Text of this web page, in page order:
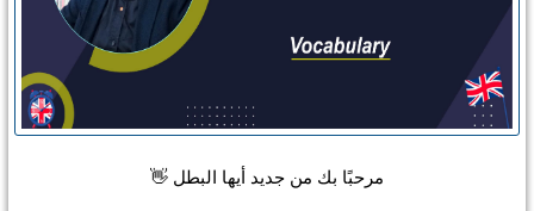
مرحبًا بك من جديد أيها البطل 👋